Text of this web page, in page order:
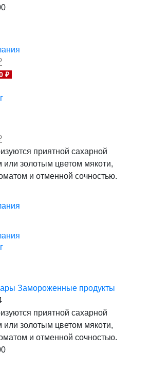
Текущая
цена:
474,00 ₽.
₽
Текущая
381,00 ₽.приятной сахарной
золотым цветом мякоти,
и отменной сочностью.
Замороженные продукты
приятной сахарной
золотым цветом мякоти,
и отменной сочностью.